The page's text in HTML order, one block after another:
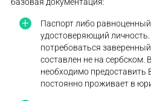
Паспорт либо
удостоверяющий
потребоваться
составлен не на сербском.
необходимо предоставить
постоянно проживает в